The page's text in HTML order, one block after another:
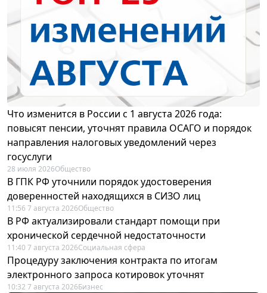
Что изменится в России с 1 августа 2026 года:
повысят пенсии, уточнят правила ОСАГО и порядок
направления налоговых уведомлений через
госуслуги
28 июля 2026Общество
В ГПК РФ уточнили порядок удостоверения
доверенностей находящихся в СИЗО лиц
11:56 7 августа 2026Общество
В РФ актуализировали стандарт помощи при
хронической сердечной недостаточности
11:40 7 августа 2026Социальная сфера
Процедуру заключения контракта по итогам
электронного запроса котировок уточнят
10:32 7 августа 2026Бизнес